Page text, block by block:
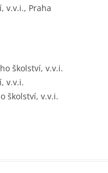
v.v.i., Praha
školství, v.v.i.
v.v.i.
školství, v.v.i.